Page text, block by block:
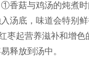
①香菇与鸡汤的炖煮
汤底，味道会特别鲜
养滋补和增色的
释放到汤中。